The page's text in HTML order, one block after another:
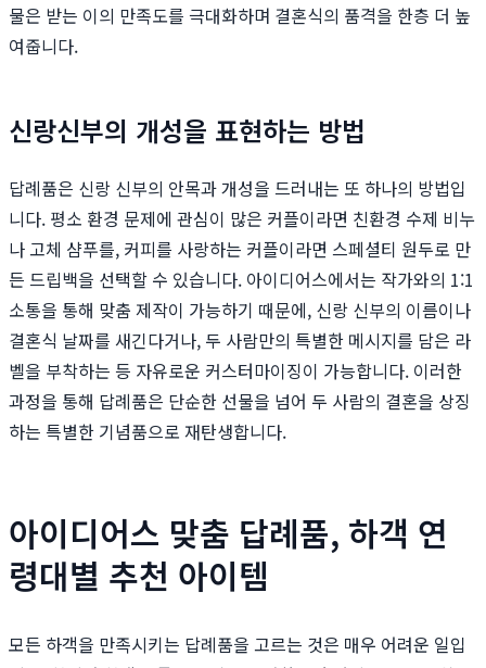
물은 받는 이의 만족도를 극대화하며 결혼식의 품격을 한층 더 높
여줍니다.
신랑신부의 개성을 표현하는 방법
답례품은 신랑 신부의 안목과 개성을 드러내는 또 하나의 방법입
니다. 평소 환경 문제에 관심이 많은 커플이라면 친환경 수제 비누
나 고체 샴푸를, 커피를 사랑하는 커플이라면 스페셜티 원두로 만
든 드립백을 선택할 수 있습니다. 아이디어스에서는 작가와의 1:1
소통을 통해 맞춤 제작이 가능하기 때문에, 신랑 신부의 이름이나
결혼식 날짜를 새긴다거나, 두 사람만의 특별한 메시지를 담은 라
벨을 부착하는 등 자유로운 커스터마이징이 가능합니다. 이러한
과정을 통해 답례품은 단순한 선물을 넘어 두 사람의 결혼을 상징
하는 특별한 기념품으로 재탄생합니다.
아이디어스 맞춤 답례품, 하객 연
령대별 추천 아이템
모든 하객을 만족시키는 답례품을 고르는 것은 매우 어려운 일입